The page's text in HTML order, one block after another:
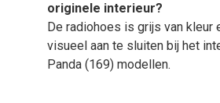
originele interieur?
De radiohoes is grijs van kleur
visueel aan te sluiten bij het
Panda (169) modellen.